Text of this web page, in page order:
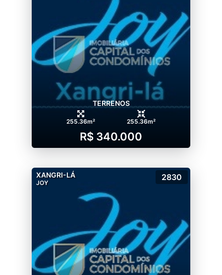
TEEN LOUNGE; POKER ROOM; GOURMET.
SEGURANÇA: PÓRTICO COM GUARITA
BLINDADA; SISTEMA DE CÂMERAS.
SERVIÇOS:VAN PARA TRASLADO ATÉ A
TERRENOS
255.36m² 255.36m²
R$ 340.000
XANGRI-LÁ
JOY
2830